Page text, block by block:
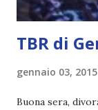
TBR di
gennaio 03, 2015
Buona sera,